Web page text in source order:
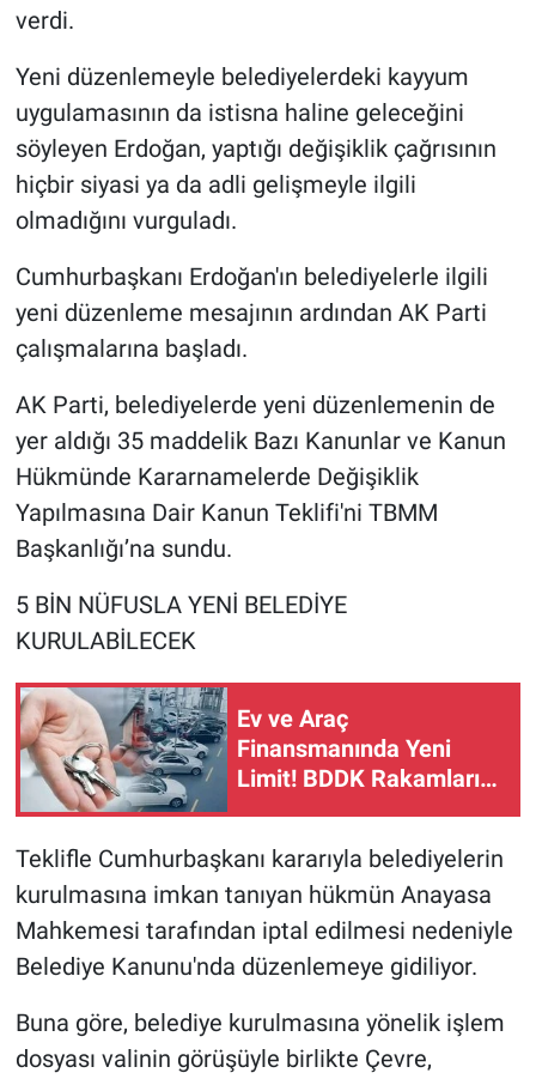
verdi.
Yeni düzenlemeyle belediyelerdeki kayyum
uygulamasının da istisna haline geleceğini
söyleyen Erdoğan, yaptığı değişiklik çağrısının
hiçbir siyasi ya da adli gelişmeyle ilgili
olmadığını vurguladı.
Cumhurbaşkanı Erdoğan'ın belediyelerle ilgili
yeni düzenleme mesajının ardından AK Parti
çalışmalarına başladı.
AK Parti, belediyelerde yeni düzenlemenin de
yer aldığı 35 maddelik Bazı Kanunlar ve Kanun
Hükmünde Kararnamelerde Değişiklik
Yapılmasına Dair Kanun Teklifi'ni TBMM
Başkanlığı’na sundu.
5 BİN NÜFUSLA YENİ BELEDİYE
KURULABİLECEK
Ev ve Araç
Finansmanında Yeni
Limit! BDDK Rakamları
Teklifle Cumhurbaşkanı kararıyla belediyelerin
kurulmasına imkan tanıyan hükmün Anayasa
Mahkemesi tarafından iptal edilmesi nedeniyle
Belediye Kanunu'nda düzenlemeye gidiliyor.
Buna göre, belediye kurulmasına yönelik işlem
dosyası valinin görüşüyle birlikte Çevre,